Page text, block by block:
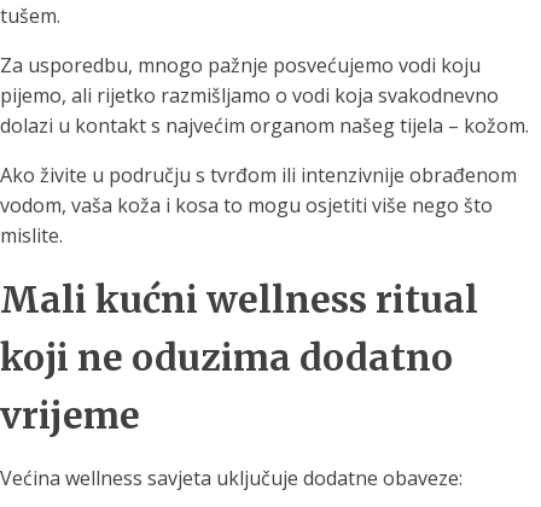
tušem.
Za usporedbu, mnogo pažnje posvećujemo vodi koju
pijemo, ali rijetko razmišljamo o vodi koja svakodnevno
dolazi u kontakt s najvećim organom našeg tijela – kožom.
Ako živite u području s tvrđom ili intenzivnije obrađenom
vodom, vaša koža i kosa to mogu osjetiti više nego što
mislite.
Mali kućni wellness ritual
koji ne oduzima dodatno
vrijeme
Većina wellness savjeta uključuje dodatne obaveze: